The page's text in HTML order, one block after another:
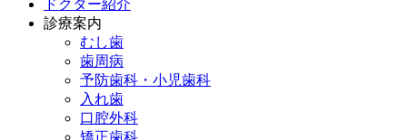
ドクター紹介
診療案内
むし歯
歯周病
予防歯科・小児歯科
入れ歯
口腔外科
矯正歯科